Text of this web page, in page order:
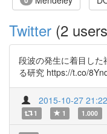
Twitter (2
段波の発生に着目し
る研究 https://t.co/
2015-10-27
1 1 1.000